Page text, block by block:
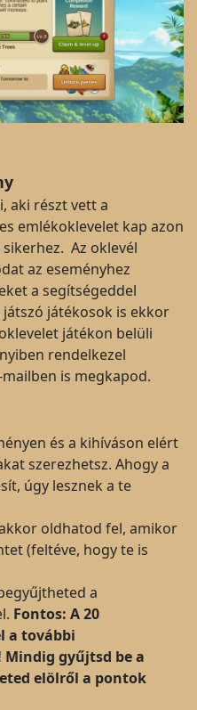
aki részt vett a
emlékoklevelet kap azon
Az oklevél
az eseményhez
a segítségeddel
játékosok is ekkor
játékon belüli
rendelkezel
is megkapod.
és a kihíváson elért
szerezhetsz. Ahogy a
úgy lesznek a te
oldhatod fel, amikor
(feltéve, hogy te is
a
Fontos: A 20
a további
Mindig gyűjtsd be a
elölről a pontok